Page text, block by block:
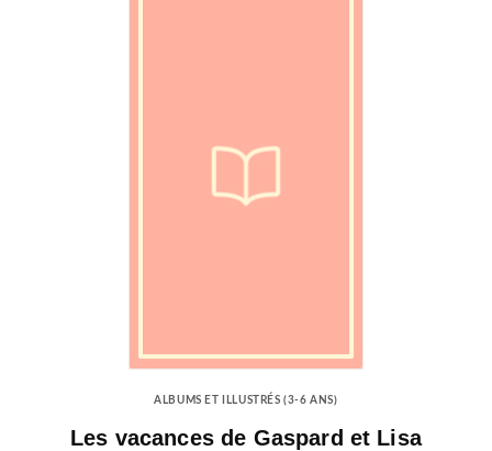
ALBUMS ET ILLUSTRÉS (3-6 ANS)
Les vacances de Gaspard et Lisa